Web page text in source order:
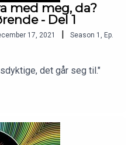
med meg, da?
- Del 1
17, 2021 | Season 1
Ep.
det går seg til."